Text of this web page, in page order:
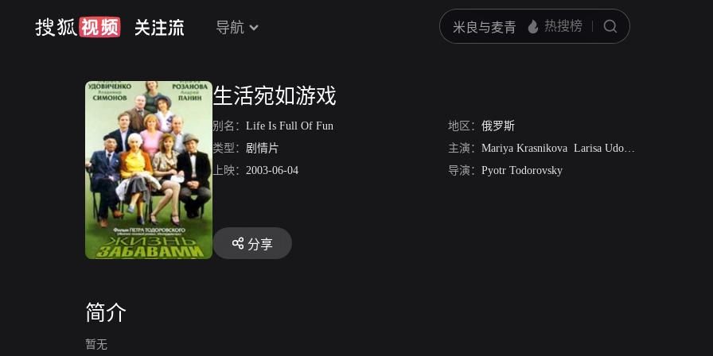
导航
生活宛如游戏
别名： Life Is Full Of Fun 地区： 俄罗斯
类型： 剧情片 主演： Mariya Krasnikova Larisa Udovichenko
上映： 2003-06-04 导演： Pyotr Todorovsky
分享
简介
暂无